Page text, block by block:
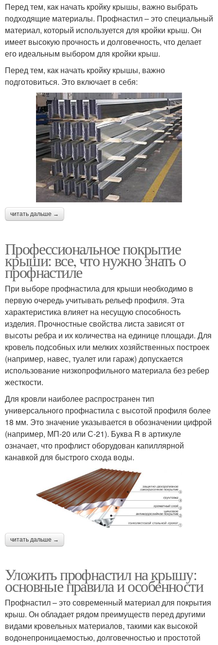
Перед тем, как начать кройку крышы, важно выбрать
подходящие материалы. Профнастил – это специальный
материал, который используется для кройки крыш. Он
имеет высокую прочность и долговечность, что делает
его идеальным выбором для кройки крыш.
Перед тем, как начать кройку крышы, важно
подготовиться. Это включает в себя:
читать дальше →
Профессиональное покрытие
крыши: все, что нужно знать о
профнастиле
При выборе профнастила для крыши необходимо в
первую очередь учитывать рельеф профиля. Эта
характеристика влияет на несущую способность
изделия. Прочностные свойства листа зависят от
высоты ребра и их количества на единице площади. Для
кровель подсобных или мелких хозяйственных построек
(например, навес, туалет или гараж) допускается
использование низкопрофильного материала без ребер
жесткости.
Для кровли наиболее распространен тип
универсального профнастила с высотой профиля более
18 мм. Это значение указывается в обозначении цифрой
(например, МП-20 или С-21). Буква R в артикуле
означает, что профлист оборудован капиллярной
канавкой для быстрого схода воды.
читать дальше →
Уложить профнастил на крышу:
основные правила и особенности
Профнастил – это современный материал для покрытия
крыш. Он обладает рядом преимуществ перед другими
видами кровельных материалов, такими как высокой
водонепроницаемостью, долговечностью и простотой